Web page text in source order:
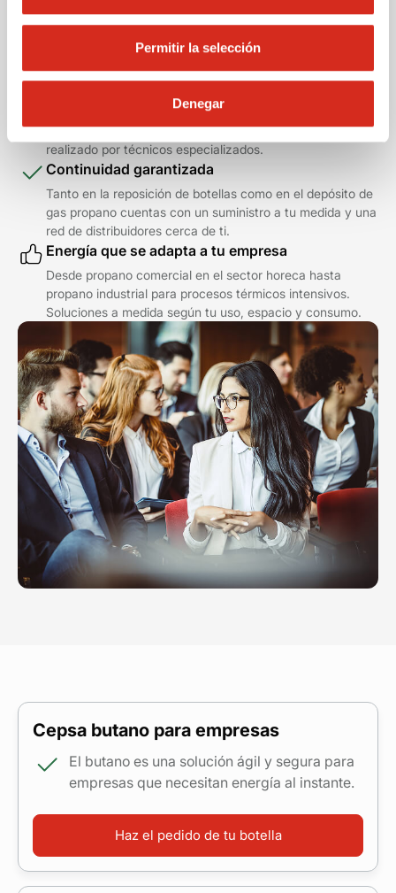
Permitir la selección
Denegar
negocio
Seguridad certificada
Instalaciones de gas propano certificadas y botellas más
seguras con guarda válvulas. Mantenimiento oficial
realizado por técnicos especializados.
Continuidad garantizada
Tanto en la reposición de botellas como en el depósito de
gas propano cuentas con un suministro a tu medida y una
red de distribuidores cerca de ti.
Energía que se adapta a tu empresa
Desde propano comercial en el sector horeca hasta
propano industrial para procesos térmicos intensivos.
Soluciones a medida según tu uso, espacio y consumo.
Cepsa butano para empresas
El butano es una solución ágil y segura para
empresas que necesitan energía al instante.
Haz el pedido de tu botella